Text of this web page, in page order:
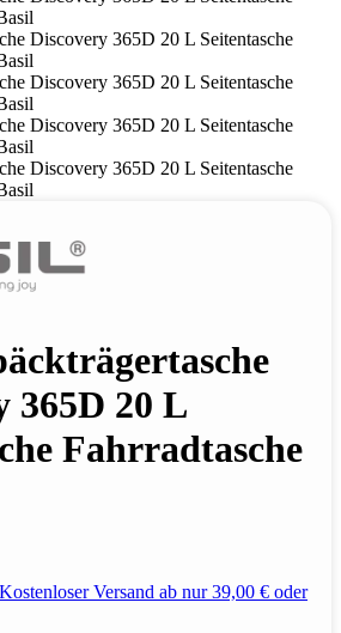
365D 20 L
Fahrradtasche
Versand ab nur 39,00 € oder